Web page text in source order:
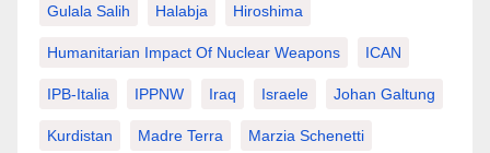
Gulala Salih Halabja Hiroshima
Humanitarian Impact Of Nuclear Weapons ICAN
IPB-Italia IPPNW Iraq Israele Johan Galtung
Kurdistan Madre Terra Marzia Schenetti